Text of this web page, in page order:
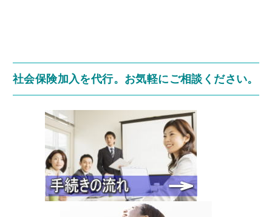
社会保険加入を代行。お気軽にご相談ください。